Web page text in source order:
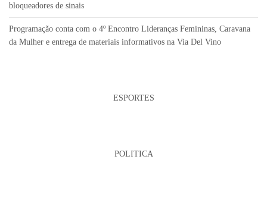
bloqueadores de sinais
Programação conta com o 4º Encontro Lideranças Femininas, Caravana
da Mulher e entrega de materiais informativos na Via Del Vino
ESPORTES
POLITICA